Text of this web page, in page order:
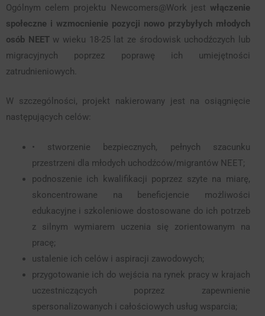
Ogólnym celem projektu Newcomers@Work jest włączenie
społeczne i wzmocnienie pozycji nowo przybyłych młodych
osób NEET w wieku 18-25 lat ze środowisk uchodźczych lub
migracyjnych poprzez poprawę ich umiejętności
zatrudnieniowych.
W szczególności, projekt nakierowany jest na osiągnięcie
następujących celów:
• stworzenie bezpiecznych, pełnych szacunku
przestrzeni dla młodych uchodźców/migrantów NEET;
podnoszenie ich kwalifikacji poprzez szyte na miarę,
skoncentrowane na beneficjencie możliwości
edukacyjne i szkoleniowe dostosowane do ich potrzeb
z silnym wymiarem uczenia się zorientowanym na
pracę;
ustalenie ich celów i aspiracji zawodowych;
przygotowanie ich do wejścia na rynek pracy w krajach
uczestniczących poprzez zapewnienie
spersonalizowanych i całościowych usług wsparcia;